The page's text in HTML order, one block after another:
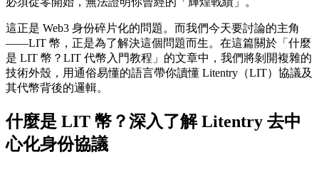
這正是 Web3 身份碎片化的問題。而我們今天要討論的主角
——LIT 幣，正是為了解決這個問題而生。在這篇關於「什麼
是 LIT 幣？LIT 代幣入門教程」的文章中，我們將剝開複雜的
技術外殼，用通俗易懂的語言帶你讀懂 Litentry（LIT）協議及
其代幣背後的邏輯。
什麼是 LIT 幣？深入了解 Litentry 去中
心化身份協議